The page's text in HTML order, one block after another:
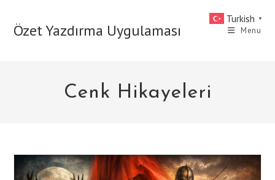
contentÖzet Yazdırma Uygulaması Menu
Cenk Hikayeleri
Turkish ▼